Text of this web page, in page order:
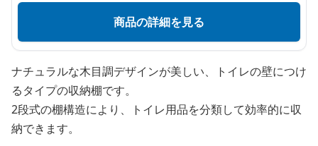
商品の詳細を見る
ナチュラルな木目調デザインが美しい、トイレの壁につけ
るタイプの収納棚です。
2段式の棚構造により、トイレ用品を分類して効率的に収
納できます。